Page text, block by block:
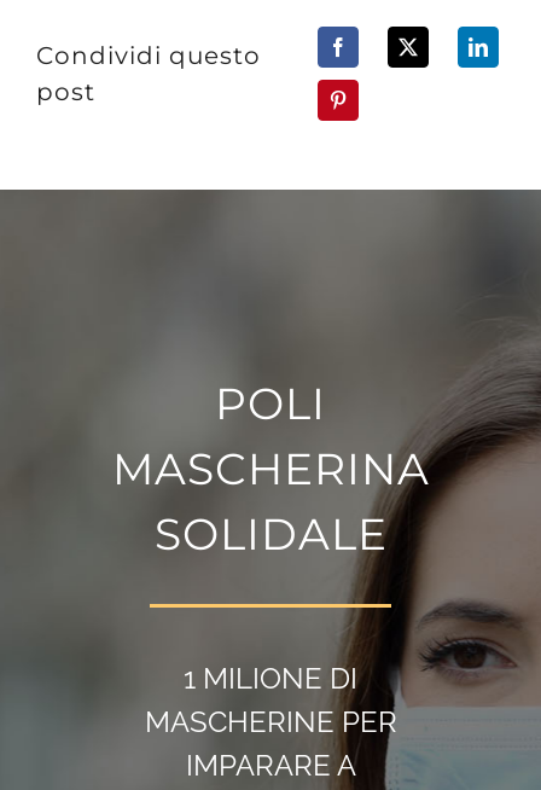
Condividi questo
post
POLI
MASCHERINA
SOLIDALE
1 MILIONE DI
MASCHERINE PER
IMPARARE A